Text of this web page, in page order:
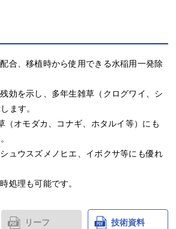
合、移植時から使用できる水稲用一発除
効を示し、多年生雑草（クログワイ、シ
ます。
（オモダカ、コナギ、ホタルイ等）にも
ュウスズメノヒエ、イボクサ等にも優れ
処理も可能です。
リーフ 技術資料